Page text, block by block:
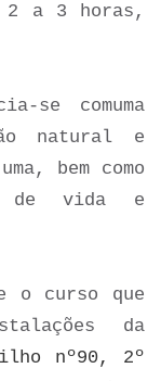
2 a 3 horas,
se comuma
natural e
bem como
de vida e
o curso que
da
nº90, 2º